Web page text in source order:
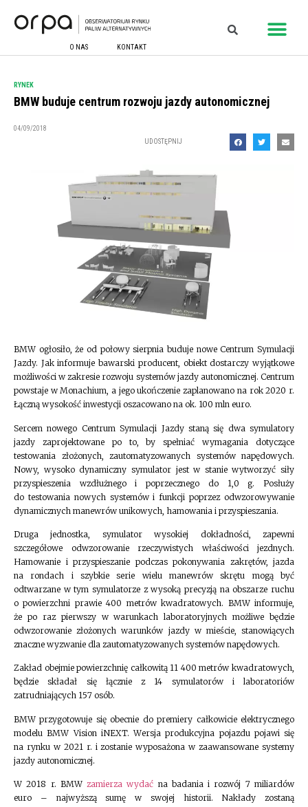
O NAS KONTAKT
RYNEK
BMW buduje centrum rozwoju jazdy autonomicznej
04/09/2018
UDOSTĘPNIJ
BMW ogłosiło, że od połowy sierpnia buduje nowe Centrum Symulacji
Jazdy. Jak informuje bawarski producent, obiekt dostarczy wyjątkowe
możliwości w zakresie rozwoju systemów jazdy autonomicznej. Centrum
powstaje w Monachium, a jego ukończenie zaplanowano na rok 2020 r.
Łączną wysokość inwestycji oszacowano na ok. 100 mln euro.
Sercem nowego Centrum Symulacji Jazdy staną się dwa symulatory
jazdy zaprojektowane po to, by spełniać wymagania dotyczące
testowania złożonych, zautomatyzowanych systemów napędowych.
Nowy, wysoko dynamiczny symulator jest w stanie wytworzyć siły
przyspieszenia wzdłużnego i poprzecznego do 1,0 g. Posłuży
do testowania nowych systemów i funkcji poprzez odwzorowywanie
dynamicznych manewrów unikowych, hamowania i przyspieszania.
Druga jednostka, symulator wysokiej dokładności, zapewni
szczegółowe odwzorowanie rzeczywistych właściwości jezdnych.
Hamowanie i przyspieszanie podczas pokonywania zakrętów, jazda
na rondach i szybkie serie wielu manewrów skrętu mogą być
odtwarzane w tym symulatorze z wysoką precyzją na obszarze ruchu
o powierzchni prawie 400 metrów kwadratowych. BMW informuje,
że po raz pierwszy w warunkach laboratoryjnych możliwe będzie
odwzorowanie złożonych warunków jazdy w mieście, stanowiących
znaczne wyzwanie dla zautomatyzowanych systemów napędowych.
Zakład obejmie powierzchnię całkowitą 11 400 metrów kwadratowych,
będzie składał się łącznie z 14 symulatorów i laboratoriów
zatrudniających 157 osób.
BMW przygotowuje się obecnie do premiery całkowicie elektrycznego
modelu BMW Vision iNEXT. Wersja produkcyjna pojazdu pojawi się
na rynku w 2021 r. i zostanie wyposażona w zaawansowane systemy
jazdy autonomicznej.
W 2018 r. BMWzamierza wydać na badania i rozwój 7 miliardów
euro – najwyższą sumę w swojej historii. Nakłady zostaną